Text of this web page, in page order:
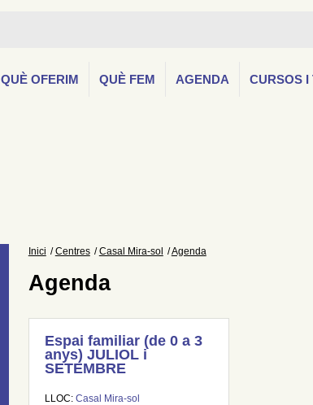
QUÈ OFERIM QUÈ FEM AGENDA CURSOS I
Inici Centres Casal Mira-sol Agenda
Agenda
Espai familiar (de 0 a 3
anys) JULIOL i
SETEMBRE
LLOC: Casal Mira-sol